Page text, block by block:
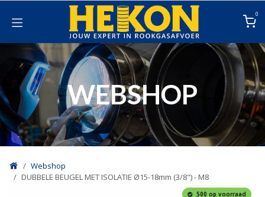
Overslaan naar inhoud
0
WEBSHOP
Webshop
DUBBELE BEUGEL MET ISOLATIE Ø15-18mm (3/8") - M8
500 op voorraad